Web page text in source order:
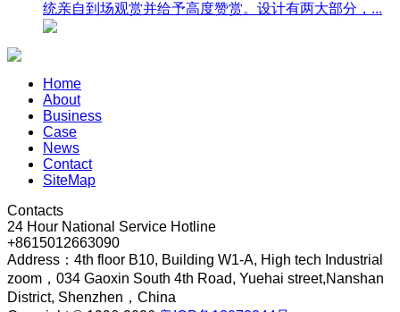
统亲自到场观赏并给予高度赞赏。设计有两大部分，...
Home
About
Business
Case
News
Contact
SiteMap
Contacts
24 Hour National Service Hotline
+8615012663090
Address：4th floor B10, Building W1-A, High tech Industrial
zoom，034 Gaoxin South 4th Road, Yuehai street,Nanshan
District, Shenzhen，China